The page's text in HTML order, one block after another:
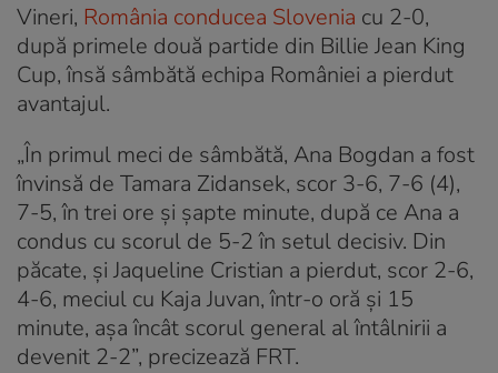
Vineri, România conducea Slovenia cu 2-0,
după primele două partide din Billie Jean King
Cup, însă sâmbătă echipa României a pierdut
avantajul.
„În primul meci de sâmbătă, Ana Bogdan a fost
învinsă de Tamara Zidansek, scor 3-6, 7-6 (4),
7-5, în trei ore şi şapte minute, după ce Ana a
condus cu scorul de 5-2 în setul decisiv. Din
păcate, și Jaqueline Cristian a pierdut, scor 2-6,
4-6, meciul cu Kaja Juvan, într-o oră şi 15
minute, așa încât scorul general al întâlnirii a
devenit 2-2”, precizează FRT.